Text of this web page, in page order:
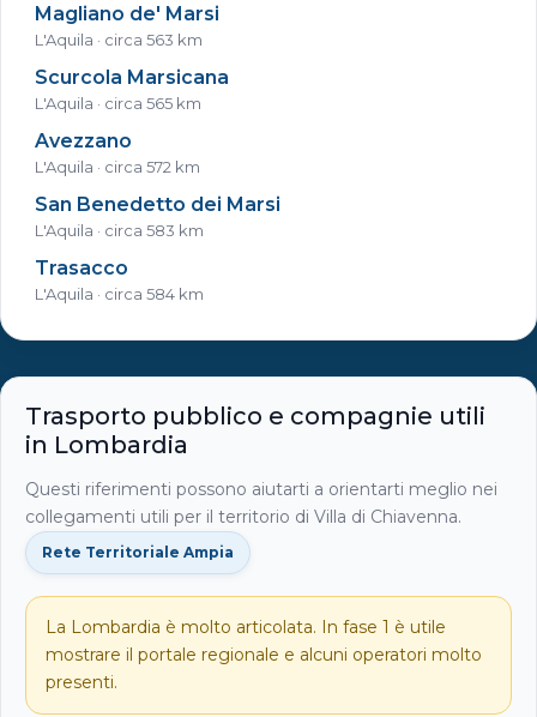
Magliano de' Marsi
L'Aquila · circa 563 km
Scurcola Marsicana
L'Aquila · circa 565 km
Avezzano
L'Aquila · circa 572 km
San Benedetto dei Marsi
L'Aquila · circa 583 km
Trasacco
L'Aquila · circa 584 km
Trasporto pubblico e compagnie utili
in Lombardia
Questi riferimenti possono aiutarti a orientarti meglio nei
collegamenti utili per il territorio di Villa di Chiavenna.
Rete Territoriale Ampia
La Lombardia è molto articolata. In fase 1 è utile
mostrare il portale regionale e alcuni operatori molto
presenti.